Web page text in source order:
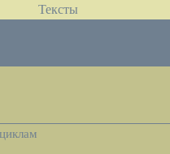
Тексты